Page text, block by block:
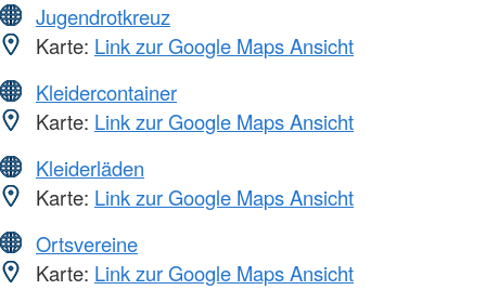
Jugendrotkreuz
Karte: Link zur Google Maps Ansicht
Kleidercontainer
Karte: Link zur Google Maps Ansicht
Kleiderläden
Karte: Link zur Google Maps Ansicht
Ortsvereine
Karte: Link zur Google Maps Ansicht